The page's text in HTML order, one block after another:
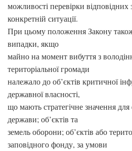
можливості перевірки
конкретній ситуації.
При цьому положення Закону
випадки, якщо
майно на момент вибуття з
територіальної громади
належало до об’єктів критичної
державної власності,
що мають стратегічне значення для
держави; об’єктів та
земель оборони; об’єктів або
заповідного фонду, за умови